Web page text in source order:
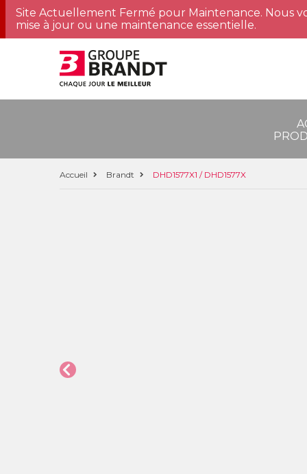
Site Actuellement Fermé pour Maintenance. Nous
mise à jour ou une maintenance essentielle.
Accueil Brandt DHD1577X1 / DHD1577X